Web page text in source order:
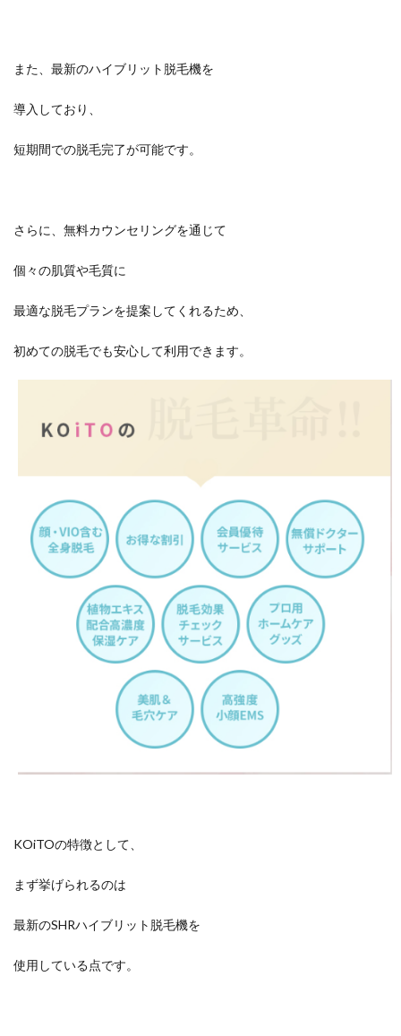
また、最新のハイブリット脱毛機を
導入しており、
短期間での脱毛完了が可能です。
さらに、無料カウンセリングを通じて
個々の肌質や毛質に
最適な脱毛プランを提案してくれるため、
初めての脱毛でも安心して利用できます。
KOiTOの特徴として、
まず挙げられるのは
最新のSHRハイブリット脱毛機を
使用している点です。